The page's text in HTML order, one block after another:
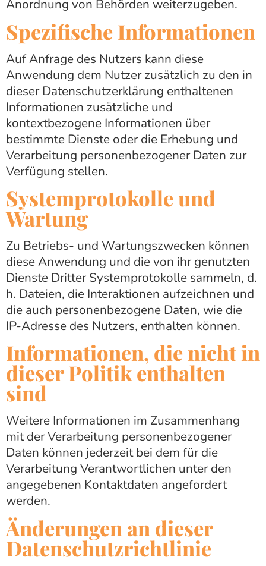
Anordnung von Behörden weiterzugeben.
Spezifische Informationen
Auf Anfrage des Nutzers kann diese
Anwendung dem Nutzer zusätzlich zu den in
dieser Datenschutzerklärung enthaltenen
Informationen zusätzliche und
kontextbezogene Informationen über
bestimmte Dienste oder die Erhebung und
Verarbeitung personenbezogener Daten zur
Verfügung stellen.
Systemprotokolle und
Wartung
Zu Betriebs- und Wartungszwecken können
diese Anwendung und die von ihr genutzten
Dienste Dritter Systemprotokolle sammeln, d.
h. Dateien, die Interaktionen aufzeichnen und
die auch personenbezogene Daten, wie die
IP-Adresse des Nutzers, enthalten können.
Informationen, die nicht in
dieser Politik enthalten
sind
Weitere Informationen im Zusammenhang
mit der Verarbeitung personenbezogener
Daten können jederzeit bei dem für die
Verarbeitung Verantwortlichen unter den
angegebenen Kontaktdaten angefordert
werden.
Änderungen an dieser
Datenschutzrichtlinie